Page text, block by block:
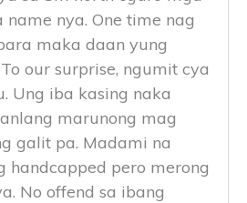
nya. One time nag
maka daan yung
our surprise, ngumit cya
Ung iba kasing naka
marunong mag
galit pa. Madami na
handcapped pero merong
No offend sa ibang